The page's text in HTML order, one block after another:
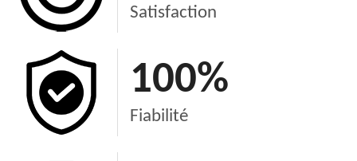
Satisfaction
100%
Fiabilité